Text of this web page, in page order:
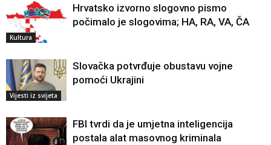
Kultura
Hrvatsko izvorno slogovno pismo
počimalo je slogovima; HA, RA, VA, ČA
Vijesti iz svijeta
Slovačka potvrđuje obustavu vojne
pomoći Ukrajini
FBI tvrdi da je umjetna inteligencija
postala alat masovnog kriminala